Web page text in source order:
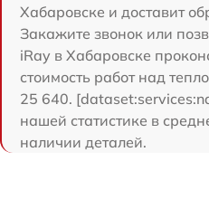
Хабаровске и доставит
Закажите звонок или
iRay в Хабаровске
стоимость работ над
25 640.
нашей статистике в
наличии деталей.